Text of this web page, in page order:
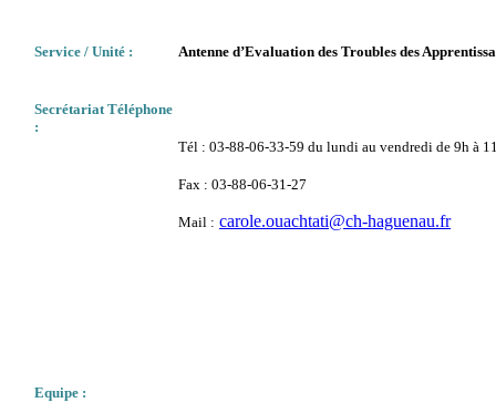
Service / Unité : Antenne d’Evaluation des Troubles des
Secrétariat Téléphone
:
Tél : 03-88-06-33-59 du lundi au vendredi de 9h à
Fax : 03-88-06-31-27
Mail : carole.ouachtati@ch-haguenau.fr
Equipe :